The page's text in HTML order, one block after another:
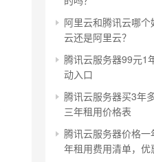
阿里云和腾讯云哪
云还是阿里云？
腾讯云服务器99元1
动入口
腾讯云服务器买3年
三年租用价格表
腾讯云服务器价格
年租用费用清单，优